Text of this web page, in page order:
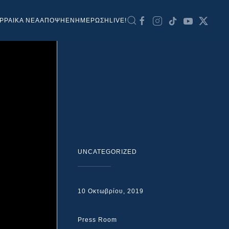
ΝΕΑΑΠΟΨΗ ΕΝΗΜΕΡΩΣΗ LIVE!
UNCATEGORIZED
10 Οκτωβρίου, 2019
Press Room